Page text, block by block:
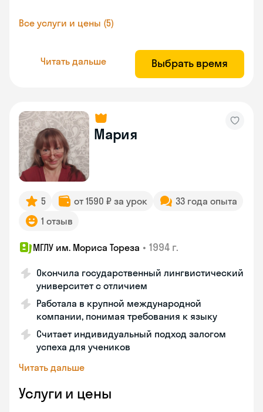
Все услуги и цены (5)
Читать дальше Выбрать время
Мария
5 от 1590 ₽ за урок
33 года опыта
1 отзыв
МГЛУ им. Мориса Тореза • 1994 г.
Окончила государственный лингвистический
университет с отличием
Работала в крупной международной
компании, понимая требования к языку
Считает индивидуальный подход залогом
успеха для учеников
Читать дальше
Услуги и цены